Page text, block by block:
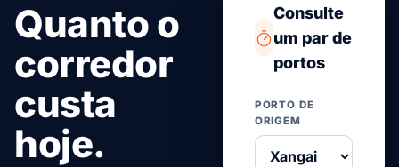
Quanto o
corredor
custa
hoje.
Consulte
um par de
portos
PORTO DE
ORIGEM